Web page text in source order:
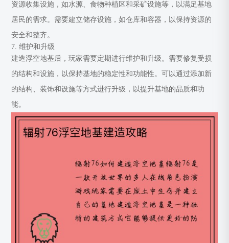
资源收集设施，如水源、食物种植区和采矿设施等，以满足基地
居民的需求。需要建立储存设施，如仓库和容器，以保持资源的
安全和整齐。
7. 维护和升级
建造浮空地基后，玩家需要定期进行维护和升级。需要修复受损
的结构和设施，以保持基地的稳定性和功能性。可以通过添加新
的结构、装饰和设施等方式进行升级，以提升基地的品质和功
能。